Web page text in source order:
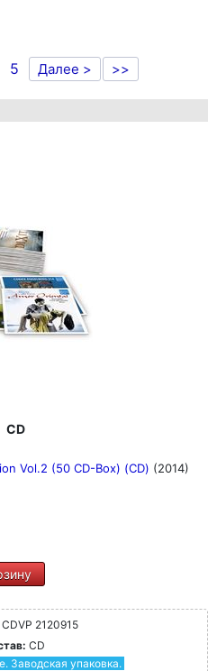
5 Далее > >>
CD
Vol.2 (50 CD-Box) (CD) (2014)
CDVP 2120915
CD
Заводская упаковка.